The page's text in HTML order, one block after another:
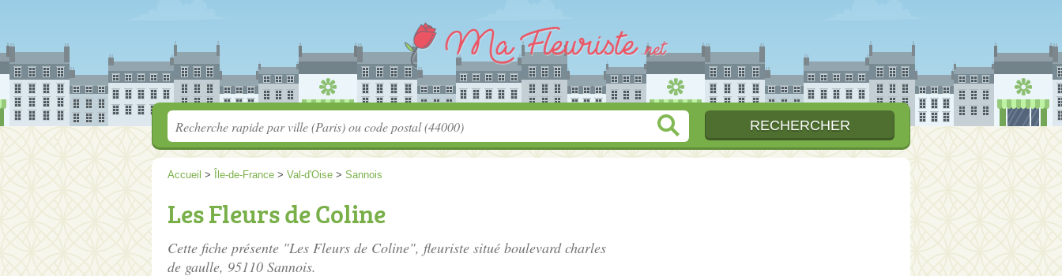
Accueil > Île-de-France > Val-d'Oise > Sannois
Les Fleurs de Coline
Cette fiche présente "Les Fleurs de Coline", fleuriste situé boulevard charles
de gaulle, 95110 Sannois.